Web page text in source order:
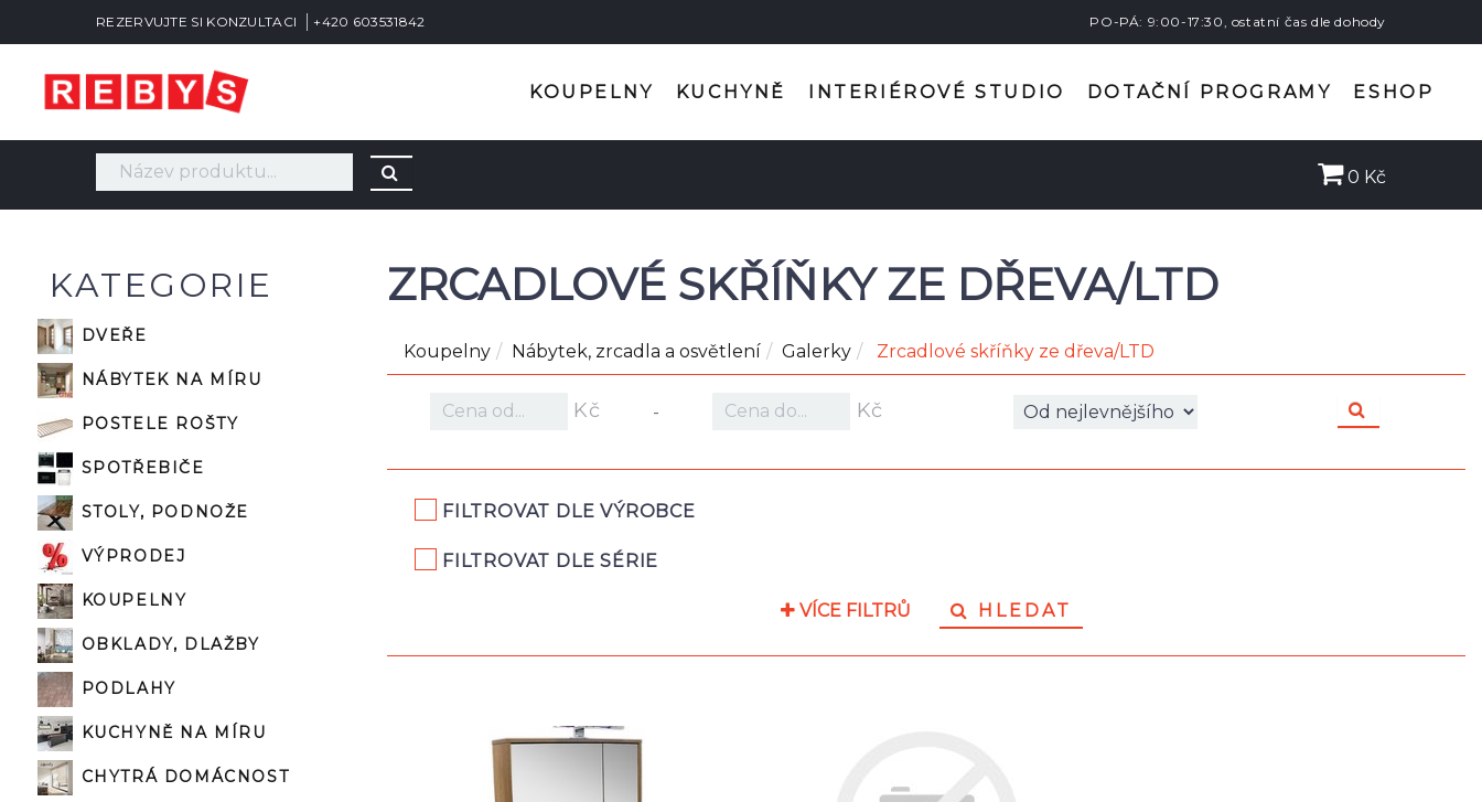
REZERVUJTE SI KONZULTACI +420 603531842 PO-PÁ: 9:00-17:30, ostatní čas dle dohody
KOUPELNY KUCHYNĚ INTERIÉROVÉ STUDIO DOTAČNÍ PROGRAMY ESHOP
0 Kč
KATEGORIE
DVEŘE
NÁBYTEK NA MÍRU
POSTELE ROŠTY
SPOTŘEBIČE
STOLY, PODNOŽE
VÝPRODEJ
KOUPELNY
OBKLADY, DLAŽBY
PODLAHY
KUCHYNĚ NA MÍRU
CHYTRÁ DOMÁCNOST
ZRCADLOVÉ SKŘÍŇKY ZE DŘEVA/LTD
Koupelny Nábytek, zrcadla a osvětlení Galerky Zrcadlové skříňky ze dřeva/LTD
Kč - Kč
FILTROVAT DLE VÝROBCE
FILTROVAT DLE SÉRIE
VÍCE FILTRŮ HLEDAT